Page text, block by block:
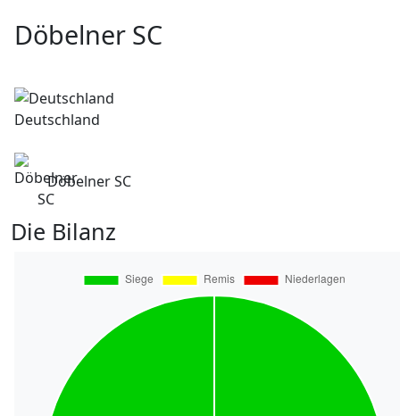
Döbelner SC
Deutschland
Döbelner SC
Die Bilanz